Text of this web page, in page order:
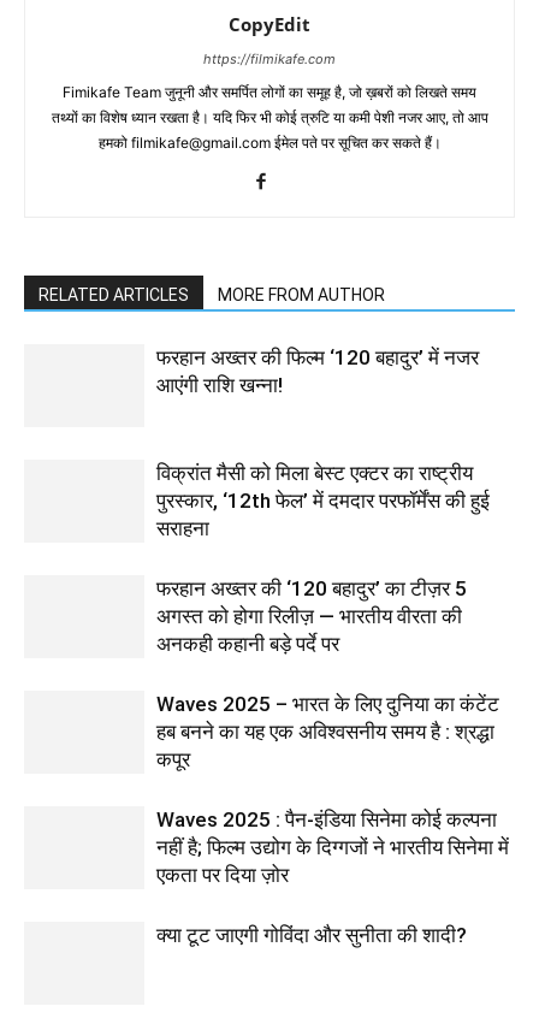
CopyEdit
https://filmikafe.com
Fimikafe Team जुनूनी और समर्पित लोगों का समूह है, जो ख़बरों को लिखते समय
तथ्‍यों का विशेष ध्‍यान रखता है। यदि फिर भी कोई त्रुटि या कमी पेशी नजर आए, तो आप
हमको filmikafe@gmail.com ईमेल पते पर सूचित कर सकते हैं।
RELATED ARTICLES MORE FROM AUTHOR
फरहान अख्तर की फिल्म ‘120 बहादुर’ में नजर
आएंगी राशि खन्ना!
विक्रांत मैसी को मिला बेस्ट एक्टर का राष्ट्रीय
पुरस्कार, ‘12th फेल’ में दमदार परफॉर्मेंस की हुई
सराहना
फरहान अख्तर की ‘120 बहादुर’ का टीज़र 5
अगस्त को होगा रिलीज़ — भारतीय वीरता की
अनकही कहानी बड़े पर्दे पर
Waves 2025 – भारत के लिए दुनिया का कंटेंट
हब बनने का यह एक अविश्वसनीय समय है : श्रद्धा
कपूर
Waves 2025 : पैन-इंडिया सिनेमा कोई कल्पना
नहीं है; फिल्म उद्योग के दिग्गजों ने भारतीय सिनेमा में
एकता पर दिया ज़ोर
क्या टूट जाएगी गोविंदा और सुनीता की शादी?